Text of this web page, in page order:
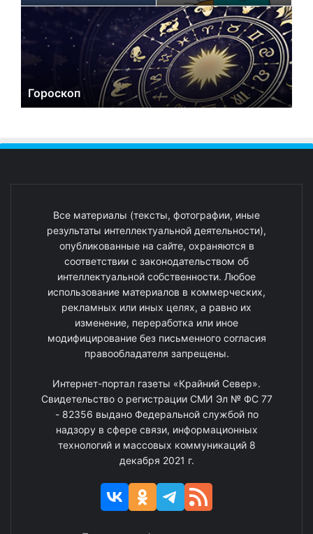
Гороскоп
Все материалы (тексты, фотографии, иные
результаты интеллектуальной деятельности),
опубликованные на сайте, охраняются в
соответствии с законодательством об
интеллектуальной собственности. Любое
использование материалов в коммерческих,
рекламных или иных целях, а равно их
изменение, переработка или иное
модифицирование без письменного согласия
правообладателя запрещены.
Интернет-портал газеты «Крайний Север».
Свидетельство о регистрации СМИ Эл № ФС 77
- 82356 выдано Федеральной службой по
надзору в сфере связи, информационных
технологий и массовых коммуникаций 8
декабря 2021 г.